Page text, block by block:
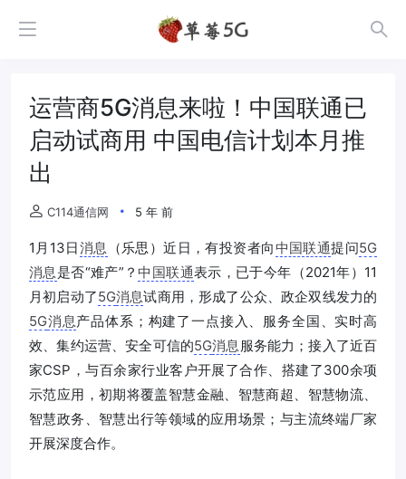
运营商5G消息来啦！中国联通已
启动试商用 中国电信计划本月推
出
C114通信网 5 年 前
1月13日消息 （乐思）近日，有投资者向中国联通提问5G
消息 是否“难产”？中国联通表示，已于今年（2021年）11
月初启动了5G消息试商用，形成了公众、政企双线发力的
5G消息产品体系；构建了一点接入、服务全国、实时高
效、集约运营、安全可信的5G消息 服务能力；接入了近百
家CSP，与百余家行业客户开展了合作、搭建了300余项
示范应用，初期将覆盖智慧金融、智慧商超、智慧物流、
智慧政务、智慧出行等领域的应用场景；与主流终端厂家
开展深度合作。